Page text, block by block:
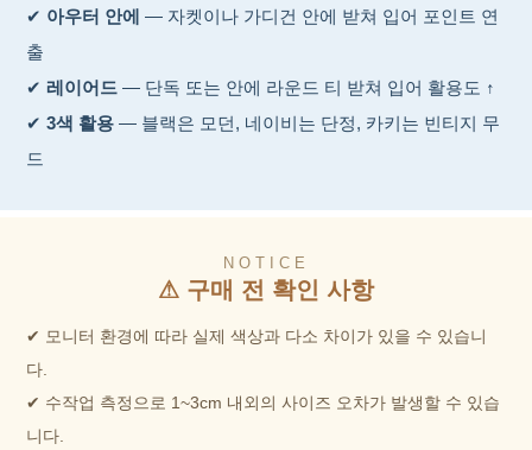
✔ 아우터 안에 — 자켓이나 가디건 안에 받쳐 입어 포인트 연
출
✔ 레이어드 — 단독 또는 안에 라운드 티 받쳐 입어 활용도 ↑
✔ 3색 활용 — 블랙은 모던, 네이비는 단정, 카키는 빈티지 무
드
NOTICE
⚠ 구매 전 확인 사항
✔ 모니터 환경에 따라 실제 색상과 다소 차이가 있을 수 있습니
다.
✔ 수작업 측정으로 1~3cm 내외의 사이즈 오차가 발생할 수 있습
니다.